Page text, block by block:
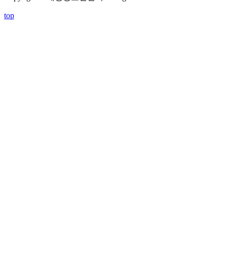
top